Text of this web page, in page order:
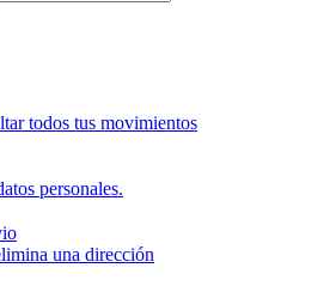
todos tus movimientos
personales.
una dirección